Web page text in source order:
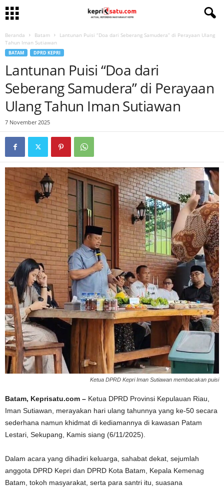
Beranda Batam
Lantunan Puisi “Doa dari Seberang Samudera” di Perayaan Ulang
Tahun Iman Sutiawan
BATAM DPRD KEPRI
Lantunan Puisi “Doa dari
Seberang Samudera” di Perayaan
Ulang Tahun Iman Sutiawan
7 November 2025
Ketua DPRD Kepri Iman Sutiawan membacakan puisi
Batam, Keprisatu.com – Ketua DPRD Provinsi Kepulauan Riau,
Iman Sutiawan, merayakan hari ulang tahunnya yang ke-50 secara
sederhana namun khidmat di kediamannya di kawasan Patam
Lestari, Sekupang, Kamis siang (6/11/2025).
Dalam acara yang dihadiri keluarga, sahabat dekat, sejumlah
anggota DPRD Kepri dan DPRD Kota Batam, Kepala Kemenag
Batam, tokoh masyarakat, serta para santri itu, suasana